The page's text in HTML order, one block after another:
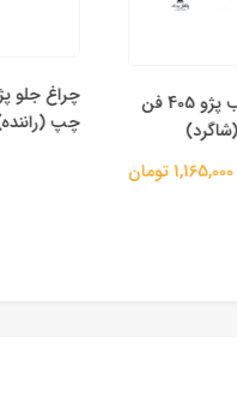
چراغ خطر عقب پژو 405 فن
1,165,000 تومان
چپ (راننده)